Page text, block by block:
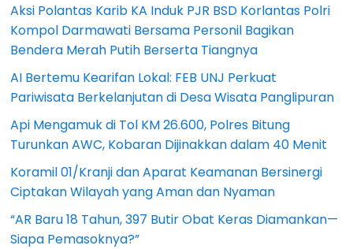
Aksi Polantas Karib KA Induk PJR BSD Korlantas Polri
Kompol Darmawati Bersama Personil Bagikan
Bendera Merah Putih Berserta Tiangnya
AI Bertemu Kearifan Lokal: FEB UNJ Perkuat
Pariwisata Berkelanjutan di Desa Wisata Panglipuran
Api Mengamuk di Tol KM 26.600, Polres Bitung
Turunkan AWC, Kobaran Dijinakkan dalam 40 Menit
Koramil 01/Kranji dan Aparat Keamanan Bersinergi
Ciptakan Wilayah yang Aman dan Nyaman
“AR Baru 18 Tahun, 397 Butir Obat Keras Diamankan—
Siapa Pemasoknya?”